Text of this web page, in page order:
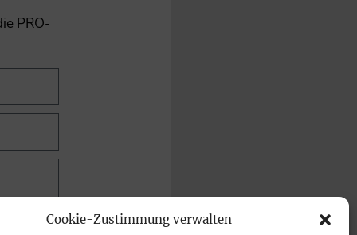
Cookie-Zustimmung verwalten
PRO-